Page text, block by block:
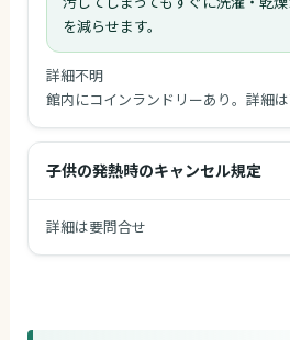
を減らせます。
詳細不明
館内にコインランドリーあり。詳細
子供の発熱時のキャンセル規定
詳細は要問合せ